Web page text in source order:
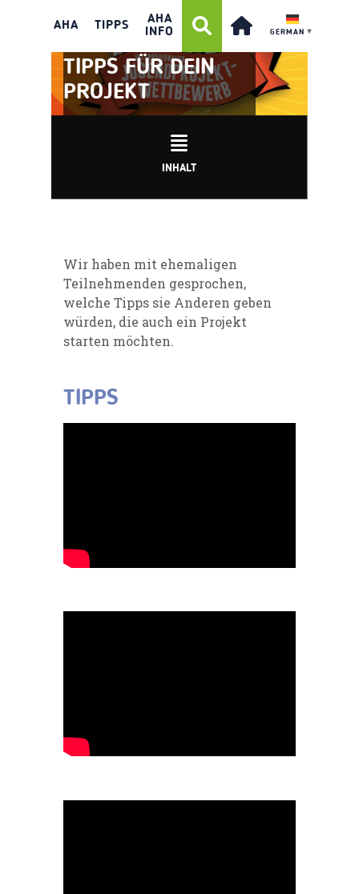
AHA TIPPS
AHA
INFO
GERMAN ▼
TIPPS FÜR DEIN
PROJEKT
INHALT
Wir haben mit ehemaligen
Teilnehmenden gesprochen,
welche Tipps sie Anderen geben
würden, die auch ein Projekt
starten möchten.
TIPPS